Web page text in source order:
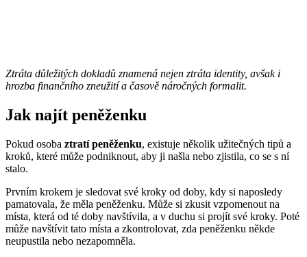
Ztráta důležitých dokladů znamená nejen ztráta identity, avšak i
hrozba finančního zneužití a časově náročných formalit.
Jak najít peněženku
Pokud osoba ztratí peněženku, existuje několik užitečných tipů a
kroků, které může podniknout, aby ji našla nebo zjistila, co se s ní
stalo.
Prvním krokem je sledovat své kroky od doby, kdy si naposledy
pamatovala, že měla peněženku. Může si zkusit vzpomenout na
místa, která od té doby navštívila, a v duchu si projít své kroky. Poté
může navštívit tato místa a zkontrolovat, zda peněženku někde
neupustila nebo nezapomněla.